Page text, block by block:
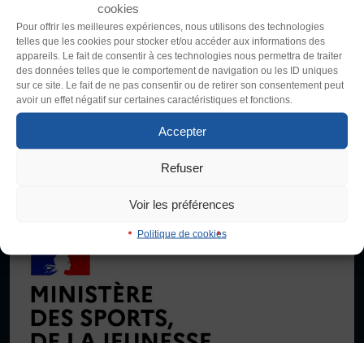
cookies
Pour offrir les meilleures expériences, nous utilisons des technologies
telles que les cookies pour stocker et/ou accéder aux informations des
appareils. Le fait de consentir à ces technologies nous permettra de traiter
des données telles que le comportement de navigation ou les ID uniques
sur ce site. Le fait de ne pas consentir ou de retirer son consentement peut
avoir un effet négatif sur certaines caractéristiques et fonctions.
Accepter
Refuser
Voir les préférences
Politique de cookies
Livret de l’animateur·trice
Brevet Fédéral
BAFA
Officiel·les
Responsable associatif.ve FSGT
Formateur.trice.s
Certificat de qualification professionnelle ALS
INTERNATIONAL
Échanges internationaux
Coopération et solidarité internationales
La Fédération Sportive et Gymnique du Travail (FSGT) compte
200 000 pratiquant·es, 4200 clubs et propose une centaine
d’activités physiques, sportives, culturelles et artistiques,
compétitives et non compétitives. Créée en 1934 dans la lutte
contre le fascisme, elle promeut le droit d’accès au sport de toutes
et tous en se donnant comme objectif le développement de
contenus d’activités, de vie associative et de formation adaptés
aux besoins de la population.
Je signale une violence
Police (dyslexie)
Défaut Adapter
Taille du texte
Défaut
Images